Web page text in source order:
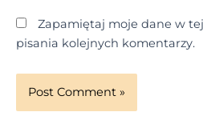
Zapamiętaj moje dane w
pisania kolejnych komentarzy.